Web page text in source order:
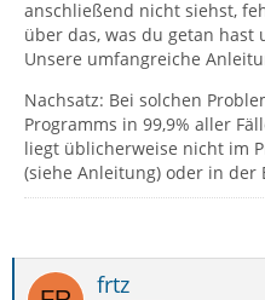
anschließend nicht siehst,
über das, was du getan
Unsere umfangreiche
Nachsatz: Bei solchen
Programms in 99,9% aller
liegt üblicherweise nicht im
(siehe Anleitung) oder in der
frtz